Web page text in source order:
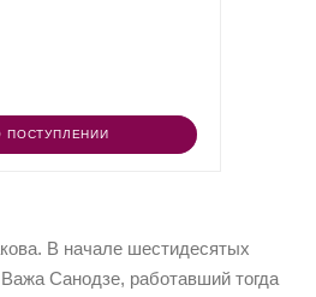
В начале шестидесятых
Санодзе, работавший тогда